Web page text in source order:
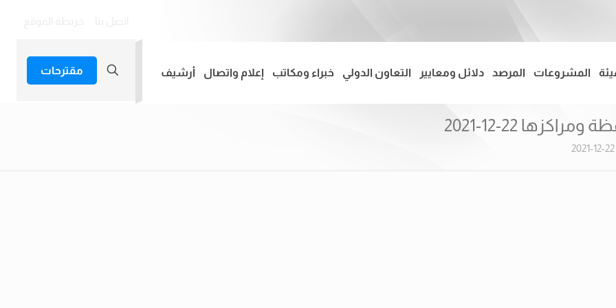
المشروعات المرصد دلائل ومعايير التعاون الدولي خبراء ومكاتب إعلام واتصال أرشيف مقترحات
22-12-2021